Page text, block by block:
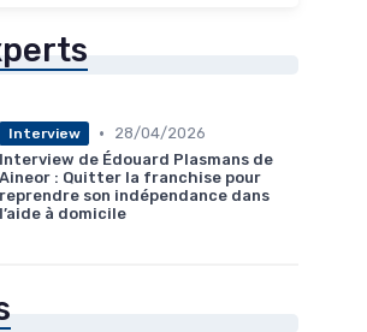
Interview •
28/04/2026
Interview de Édouard Plasmans de
Aineor : Quitter la franchise pour
reprendre son indépendance dans
l’aide à domicile